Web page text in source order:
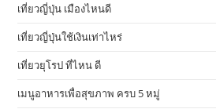
เที่ยวญี่ปุ่น เมืองไหนดี
เที่ยวญี่ปุ่นใช้เงินเท่าไหร่
เที่ยวยุโรป ที่ไหน ดี
เมนูอาหารเพื่อสุขภาพ ครบ 5 หมู่